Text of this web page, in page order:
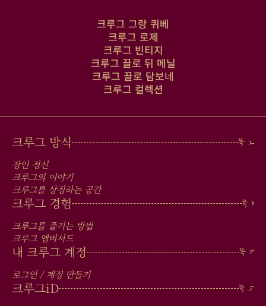
크루그 그랑 퀴베
크루그 로제
크루그 빈티지
크루그 끌로 뒤 메닐
크루그 끌로 담보네
크루그 컬렉션
MAIN
MEN
IN
FOOTER
크루그 방식
장인 정신
크루그의 이야기
크루그를 상징하는 공간
크루그 경험
크루그를 즐기는 방법
크루그 앰버서드
내 크루그 계정
로그인 / 계정 만들기
크루그iD